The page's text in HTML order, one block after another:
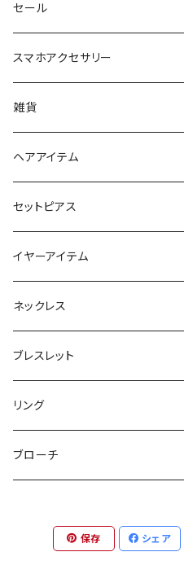
セール
スマホアクセサリー
iPhoneケース
スマホリング＆グリップ
マルチショルダー
雑貨
ポーチ
マチ付きポーチ
フラットポーチ
スマートキーポーチ
チャーム / カラビナ
ウォレット / 財布
トートバッグ
パスケース
ミラー
ハンドタオル
ヘアアイテム
静電気軽減ヘアブレスレット
ポニーフック
テールクラッチ
シュシュット
キープスタイラー
ヘアピン
ヘアクリップ
セットピアス
イヤーアイテム
ステンレスピアス
ピアス
イヤリング
セットピアス
イヤーカフ
ネックレス
ブレスレット
リング
ブローチ
保存 シェア